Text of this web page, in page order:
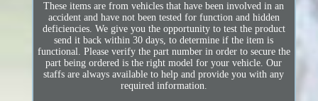
These items are from vehicles that have been involved in an
accident and have not been tested for function and hidden
deficiencies. We give you the opportunity to test the product
send it back within 30 days, to determine if the item is
functional. Please verify the part number in order to secure the
part being ordered is the right model for your vehicle. Our
staffs are always available to help and provide you with any
required information.